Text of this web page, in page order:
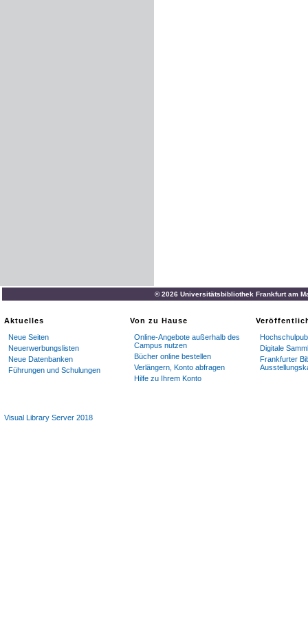
© 2026 Universitätsbibliothek Frankfurt am
Aktuelles
Neue Seiten
Neuerwerbungslisten
Neue Datenbanken
Führungen und Schulungen
Von zu Hause
Online-Angebote außerhalb des
Campus nutzen
Bücher online bestellen
Verlängern, Konto abfragen
Hilfe zu Ihrem Konto
Digitale
Frankfurter
Visual Library Server 2018